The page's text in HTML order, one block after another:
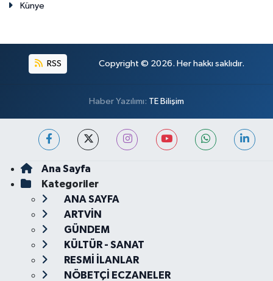
Künye
RSS Copyright © 2026. Her hakkı saklıdır.
Haber Yazılımı: TE Bilişim
Ana Sayfa
Kategoriler
ANA SAYFA
ARTVİN
GÜNDEM
KÜLTÜR - SANAT
RESMİ İLANLAR
NÖBETÇİ ECZANELER